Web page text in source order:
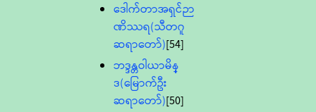
ဒေါက်တာအရှင်ဉာ
ဏိဿရ(သီတဂူ
ဆရာတော်)[54]
ဘဒ္ဒန္တဝါယာမိန္
ဒ(မြောက်ဦး
ဆရာတော်)[50]